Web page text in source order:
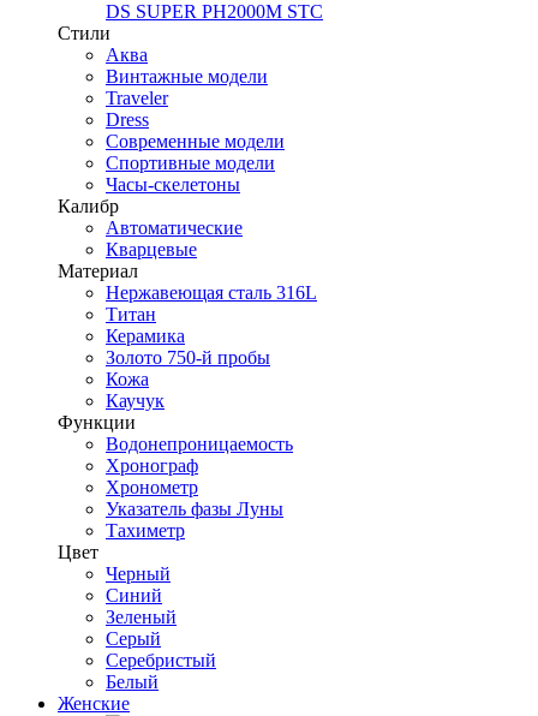
DS SUPER PH2000M STC
Стили
Аква
Винтажные модели
Traveler
Dress
Современные модели
Спортивные модели
Часы-скелетоны
Калибр
Автоматические
Кварцевые
Материал
Нержавеющая сталь 316L
Титан
Керамика
Золото 750-й пробы
Кожа
Каучук
Функции
Водонепроницаемость
Хронограф
Хронометр
Указатель фазы Луны
Тахиметр
Цвет
Черный
Синий
Зеленый
Серый
Серебристый
Белый
Женские